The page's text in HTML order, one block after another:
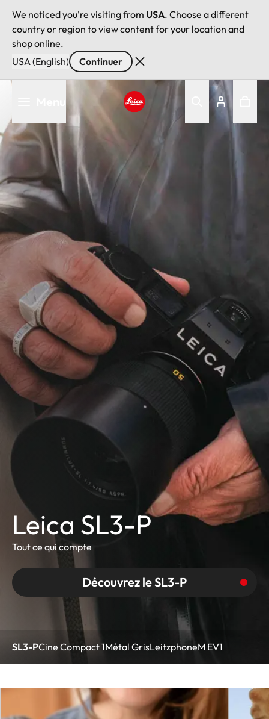
We noticed you're visiting from USA. Choose a different
country or region to view content for your location and
shop online.
USA (English)
Continuer
Aller
contenu
principal
Leica logo - Home
Leica SL3-P
Tout ce qui compte
Découvrez le SL3-P
SL3-PCine Compact 1Métal GrisLeitzphoneM EV1